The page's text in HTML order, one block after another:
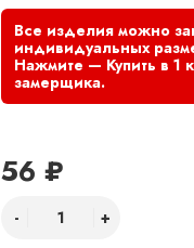
56 ₽